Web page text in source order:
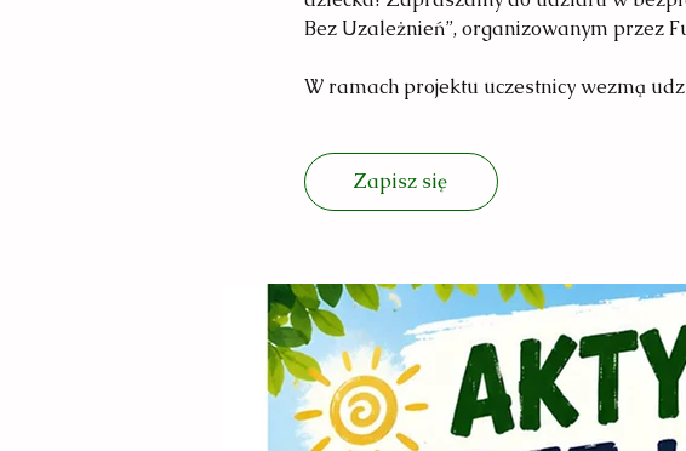
Bez Uzależnień”, organizowanym przez
W ramach projektu uczestnicy wezmą
Zapisz się